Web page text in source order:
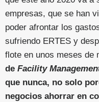
empresas, que se han
poder afrontar los
sufriendo ERTES y
flote en unos meses de
de Facility
que nunca, no solo
negocios ahorrar en